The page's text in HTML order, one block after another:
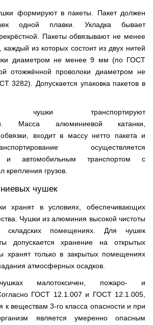
формируют в пакеты. Пакет должен
одной плавки. Укладка бывает
Пакеты обвязывают не менее
из которых состоит из двух нитей
диаметром не менее 9 мм (по ГОСТ
отожжённой проволоки диаметром не
3282). Допускается упаковка пакетов в
чушки транспортируют
Масса алюминиевой катанки,
входит в массу нетто пакета и
осуществляется
и автомобильным транспортом с
грузов.
чушек
хранят в условиях, обеспечивающих
Чушки из алюминия высокой чистоты
складских помещениях. Для чушек
допускается хранение на открытых
хранят только в закрытых помещениях
атмосферных осадков.
малотоксичен, пожаро- и
ГОСТ 12.1.007 и ГОСТ 12.1.005,
к веществам 3-го класса опасности и при
является умеренно опасным